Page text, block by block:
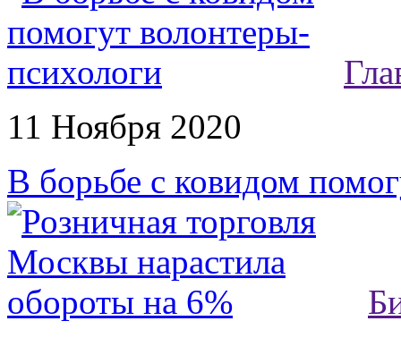
11 Ноября 2020
В борьбе с ковидом